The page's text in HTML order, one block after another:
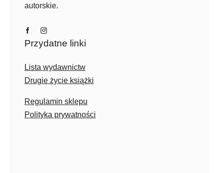
autorskie.
Przydatne linki
Lista wydawnictw
Drugie życie książki
Regulamin sklepu
Polityka prywatności